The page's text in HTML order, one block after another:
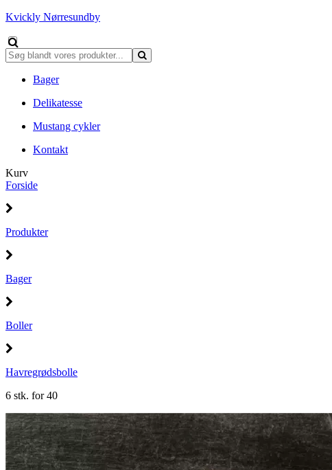
Kvickly Nørresundby
Bager
Delikatesse
Mustang cykler
Kontakt
Kurv
Forside
Produkter
Bager
Boller
Havregrødsbolle
6 stk. for 40